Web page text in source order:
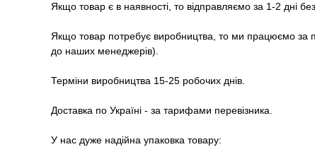
Якщо товар є в наявності, то відправляємо за 1-2 дні
Якщо товар потребує виробництва, то ми працюємо за
до наших менеджерів).
Терміни виробництва 15-25 робочих днів.
Доставка по Україні - за тарифами перевізника.
У нас дуже надійна упаковка товару: